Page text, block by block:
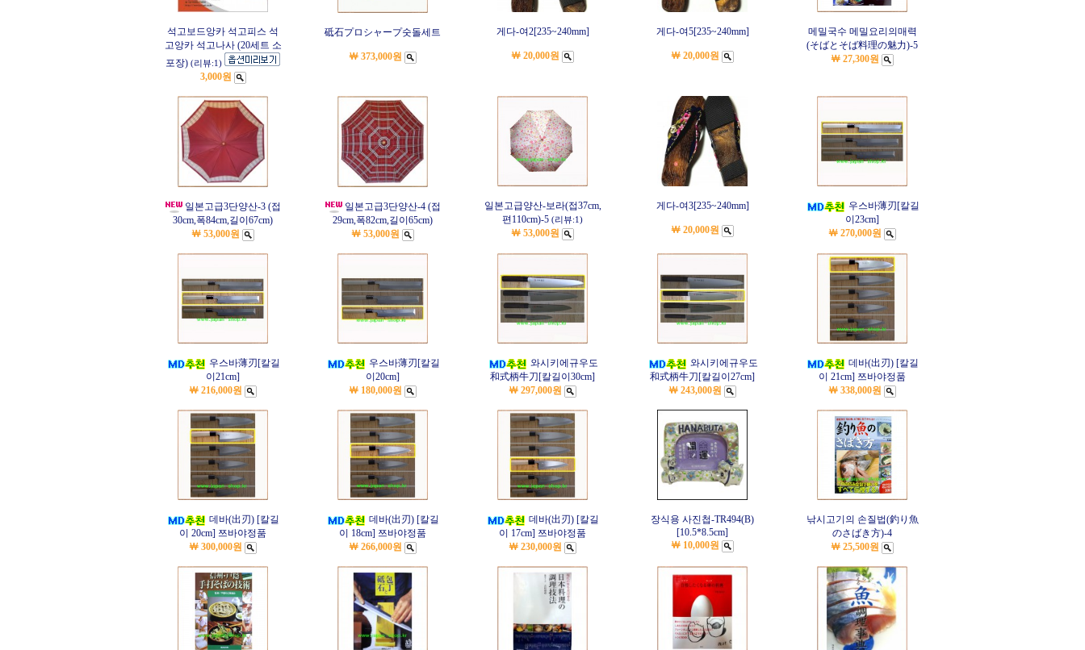
석고보드앙카 석고피스 석
고앙카 석고나사 (20세트 소
포장) (리뷰:1)
3,000원
砥石プロシャープ숫돌세트
￦ 373,000원
게다-여2[235~240mm]
￦ 20,000원
게다-여5[235~240mm]
￦ 20,000원
메밀국수 메밀요리의매력
(そばとそば料理の魅力)-5
￦ 27,300원
일본고급3단양산-3 (접
30cm,폭84cm,길이67cm)
￦ 53,000원
일본고급3단양산-4 (접
29cm,폭82cm,길이65cm)
￦ 53,000원
일본고급양산-보라(접37cm,
편110cm)-5 (리뷰:1)
￦ 53,000원
게다-여3[235~240mm]
￦ 20,000원
우스바薄刃[칼길
이23cm]
￦ 270,000원
우스바薄刃[칼길
이21cm]
￦ 216,000원
우스바薄刃[칼길
이20cm]
￦ 180,000원
와시키에규우도
和式柄牛刀[칼길이30cm]
￦ 297,000원
와시키에규우도
和式柄牛刀[칼길이27cm]
￦ 243,000원
데바(出刃) [칼길
이 21cm] 쯔바야정품
￦ 338,000원
데바(出刃) [칼길
이 20cm] 쯔바야정품
￦ 300,000원
데바(出刃) [칼길
이 18cm] 쯔바야정품
￦ 266,000원
데바(出刃) [칼길
이 17cm] 쯔바야정품
￦ 230,000원
장식용 사진첩-TR494(B)
[10.5*8.5cm]
￦ 10,000원
낚시고기의 손질법(釣り魚
のさばき方)-4
￦ 25,500원